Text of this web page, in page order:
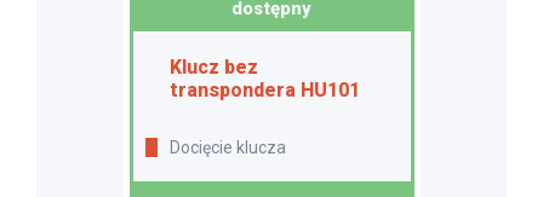
dostępny
Klucz bez
transpondera HU101
Docięcie klucza